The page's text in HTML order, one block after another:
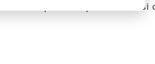
complète de produits